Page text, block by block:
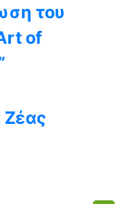
του
of